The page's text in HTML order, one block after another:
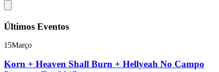
Últimos Eventos
15Março
Korn + Heaven Shall Burn + Hellyeah No Campo